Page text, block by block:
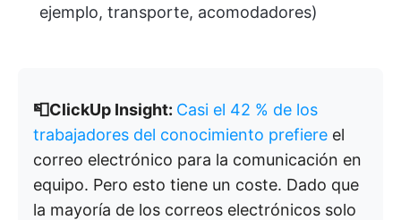
ejemplo, transporte, acomodadores)
📮ClickUp Insight: Casi el 42 % de los
trabajadores del conocimiento prefiere el
correo electrónico para la comunicación en
equipo. Pero esto tiene un coste. Dado que
la mayoría de los correos electrónicos solo